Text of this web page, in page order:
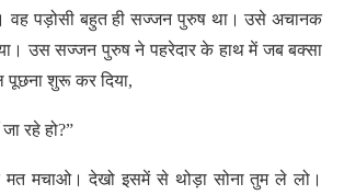
वह पड़ोसी बहुत ही सज्जन पुरुष था। उसे अचानक
उस सज्जन पुरुष ने पहरेदार के हाथ में जब बक्सा
शुरू कर दिया,
रहे हो?”
मचाओ। देखो इसमें से थोड़ा सोना तुम ले लो।